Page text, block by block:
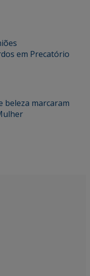
em Precatório
beleza marcaram